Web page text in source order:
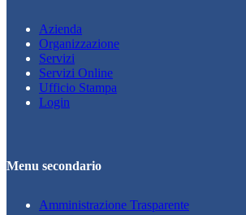
Azienda
Organizzazione
Servizi
Servizi Online
Ufficio Stampa
Login
Menu secondario
Amministrazione Trasparente